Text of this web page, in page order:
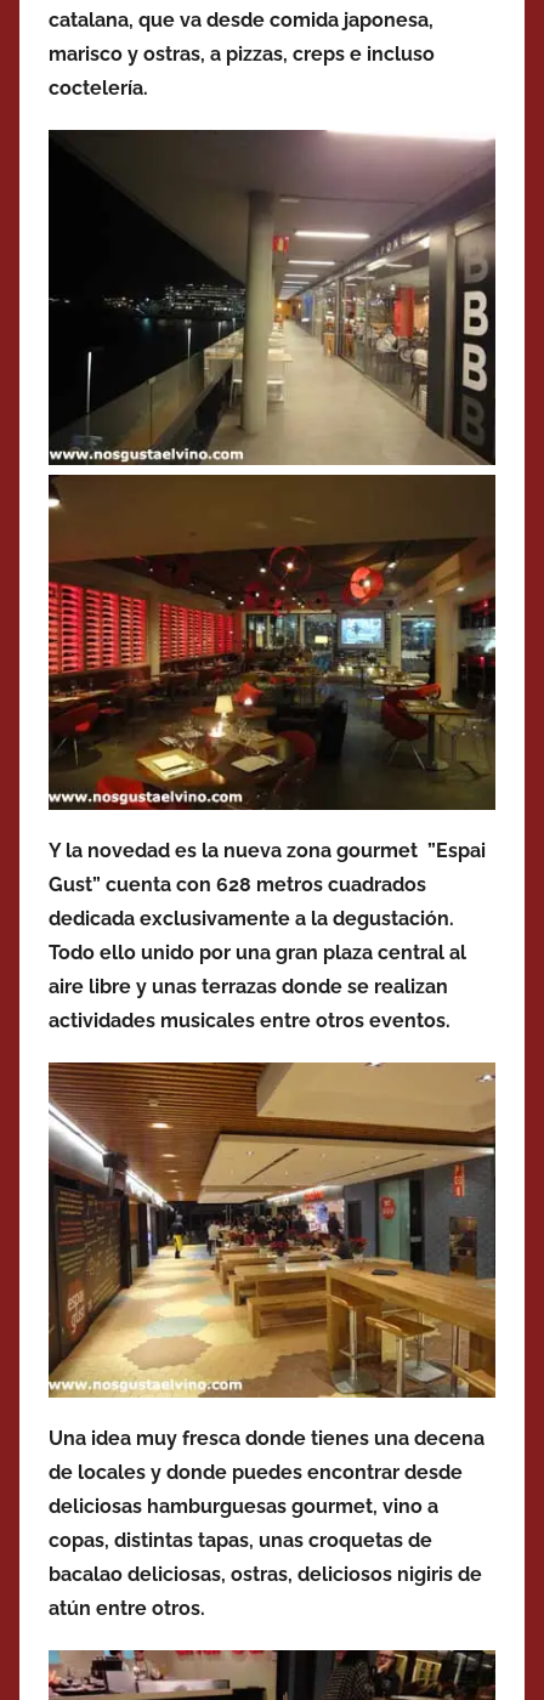
catalana, que va desde comida japonesa,
marisco y ostras, a pizzas, creps e incluso
coctelería.
Y la novedad es la nueva zona gourmet ”Espai
Gust” cuenta con 628 metros cuadrados
dedicada exclusivamente a la degustación.
Todo ello unido por una gran plaza central al
aire libre y unas terrazas donde se realizan
actividades musicales entre otros eventos.
Una idea muy fresca donde tienes una decena
de locales y donde puedes encontrar desde
deliciosas hamburguesas gourmet, vino a
copas, distintas tapas, unas croquetas de
bacalao deliciosas, ostras, deliciosos nigiris de
atún entre otros.